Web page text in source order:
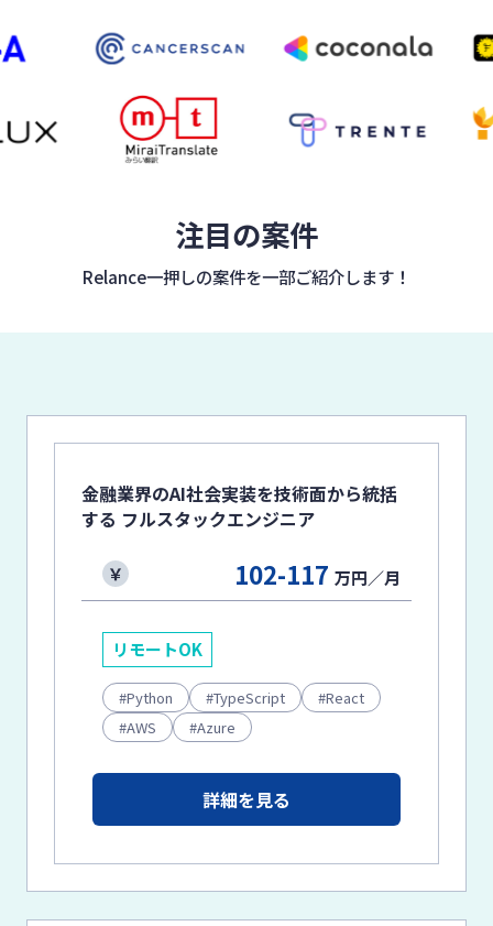
注目の案件
Relance一押しの案件を一部ご紹介します！
金融業界のAI社会実装を技術面から統括
する フルスタックエンジニア
102-117万円／月
リモートOK
Python TypeScript
React
AWS
Azure
詳細を見る